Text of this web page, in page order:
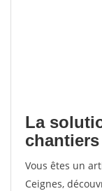
La
Vous êtes un
Ceignes,